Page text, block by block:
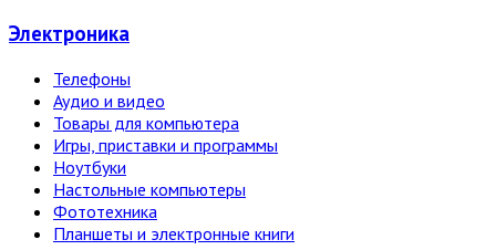
Электро­ника
Телефоны
Аудио и видео
Товары для компьютера
Игры, приставки и программы
Ноутбуки
Настольные компьютеры
Фототехника
Планшеты и электронные книги